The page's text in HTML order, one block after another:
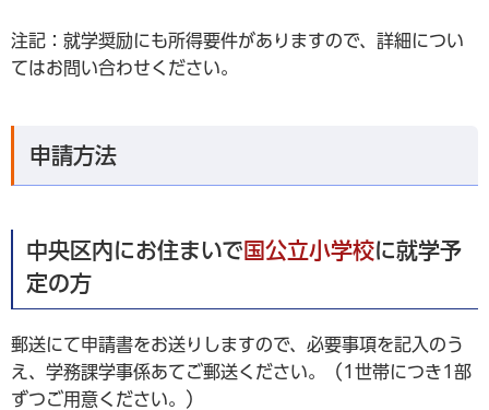
注記：就学奨励にも所得要件がありますので、詳細につい
てはお問い合わせください。
申請方法
中央区内にお住まいで 国公立小学校に就学予
定の方
郵送にて申請書をお送りしますので、必要事項を記入のう
え、学務課学事係あてご郵送ください。（1世帯につき1部
ずつご用意ください。）